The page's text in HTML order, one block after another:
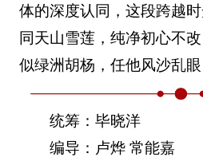
体的深度认同，这段跨越
同天山雪莲，纯净初心不
似绿洲胡杨，任他风沙乱眼
统筹：毕晓洋
编导：卢烨 常能嘉